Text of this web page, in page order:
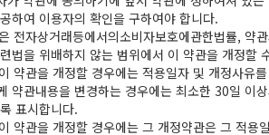
하여 이용자의 확인을 구하여야 합니다.
자상거래등에서의소비자보호에관한법률, 약
법을 위배하지 않는 범위에서 이 약관을 개정할
관을 개정할 경우에는 적용일자 및 개정사유
약관내용을 변경하는 경우에는 최소한 30일 이
표시합니다.
관을 개정할 경우에는 그 개정약관은 그 적용